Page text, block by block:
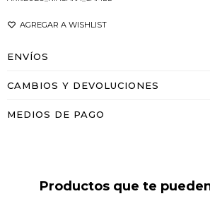
ENVÍOS
CAMBIOS Y DEVOLUCIONES
MEDIOS DE PAGO
Productos que te